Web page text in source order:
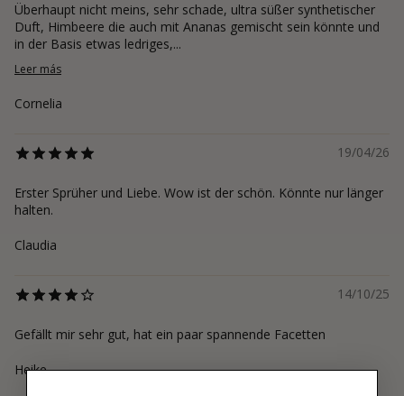
Überhaupt nicht meins, sehr schade, ultra süßer synthetischer
Duft, Himbeere die auch mit Ananas gemischt sein könnte und
in der Basis etwas ledriges,...
Leer más
Cornelia
19/04/26
Erster Sprüher und Liebe. Wow ist der schön. Könnte nur länger
halten.
Claudia
14/10/25
Gefällt mir sehr gut, hat ein paar spannende Facetten
Heike